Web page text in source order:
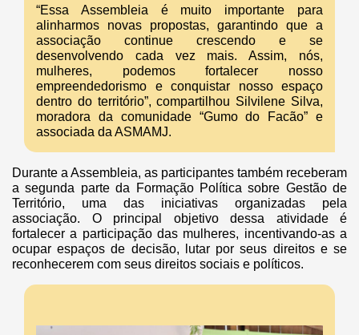
“Essa Assembleia é muito importante para
alinharmos novas propostas, garantindo que a
associação continue crescendo e se
desenvolvendo cada vez mais. Assim, nós,
mulheres, podemos fortalecer nosso
empreendedorismo e conquistar nosso espaço
dentro do território”, compartilhou Silvilene Silva,
moradora da comunidade “Gumo do Facão” e
associada da ASMAMJ.
Durante a Assembleia, as participantes também receberam
a segunda parte da Formação Política sobre Gestão de
Território, uma das iniciativas organizadas pela
associação. O principal objetivo dessa atividade é
fortalecer a participação das mulheres, incentivando-as a
ocupar espaços de decisão, lutar por seus direitos e se
reconhecerem com seus direitos sociais e políticos.